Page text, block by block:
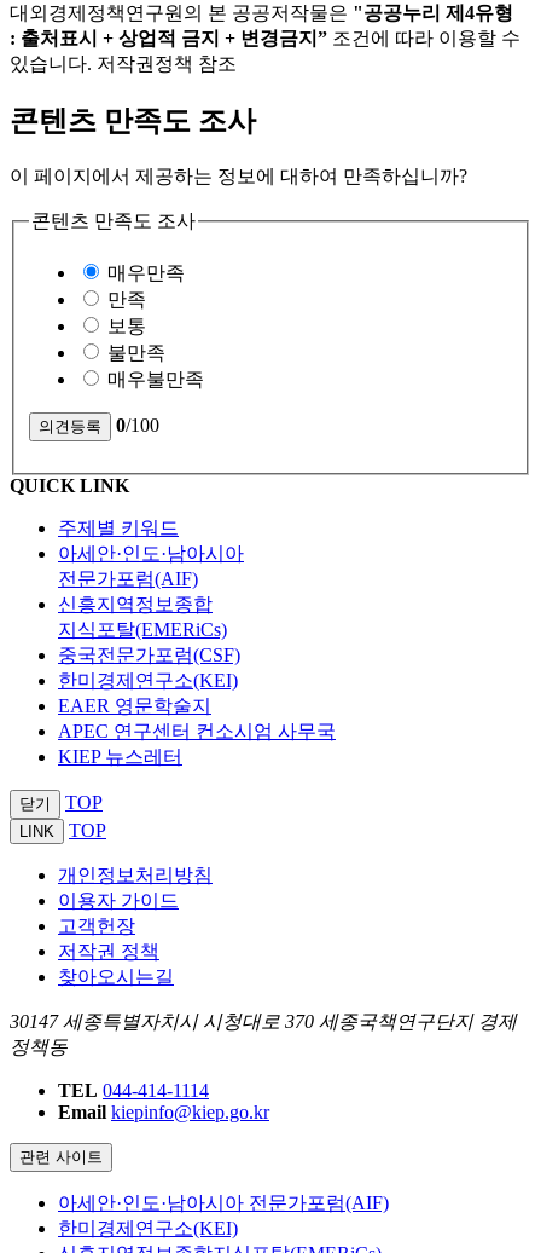
대외경제정책연구원의 본 공공저작물은 "공공누리 제4유형
: 출처표시 + 상업적 금지 + 변경금지” 조건에 따라 이용할 수
있습니다. 저작권정책 참조
콘텐츠 만족도 조사
이 페이지에서 제공하는 정보에 대하여 만족하십니까?
콘텐츠 만족도 조사
매우만족
만족
보통
불만족
매우불만족
0/100
QUICK LINK
주제별 키워드
아세안·인도·남아시아
전문가포럼(AIF)
신흥지역정보종합
지식포탈(EMERiCs)
중국전문가포럼(CSF)
한미경제연구소(KEI)
EAER 영문학술지
APEC 연구센터 컨소시엄 사무국
KIEP 뉴스레터
닫기 TOP
LINK TOP
개인정보처리방침
이용자 가이드
고객헌장
저작권 정책
찾아오시는길
30147 세종특별자치시 시청대로 370 세종국책연구단지 경제
정책동
TEL 044-414-1114
Email kiepinfo@kiep.go.kr
관련 사이트
아세안·인도·남아시아 전문가포럼(AIF)
한미경제연구소(KEI)